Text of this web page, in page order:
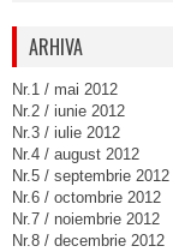
ARHIVA
Nr.1 / mai 2012
Nr.2 / iunie 2012
Nr.3 / iulie 2012
Nr.4 / august 2012
Nr.5 / septembrie 2012
Nr.6 / octombrie 2012
Nr.7 / noiembrie 2012
Nr.8 / decembrie 2012